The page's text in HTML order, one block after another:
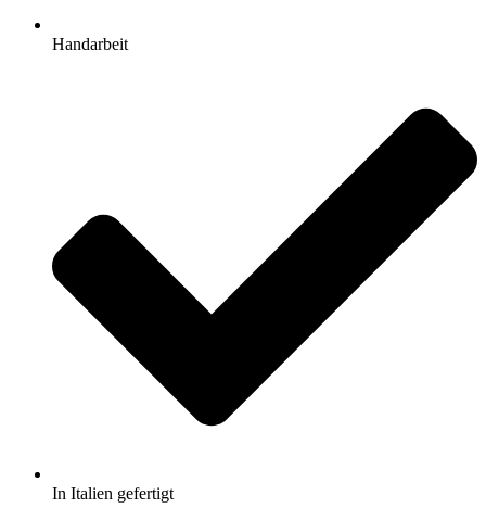
Handarbeit
In Italien gefertigt